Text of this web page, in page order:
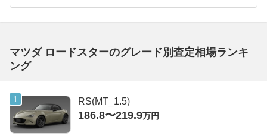
マツダ ロードスターのグレード別査定相場ランキ
ング
RS(MT_1.5)
186.8〜219.9万円